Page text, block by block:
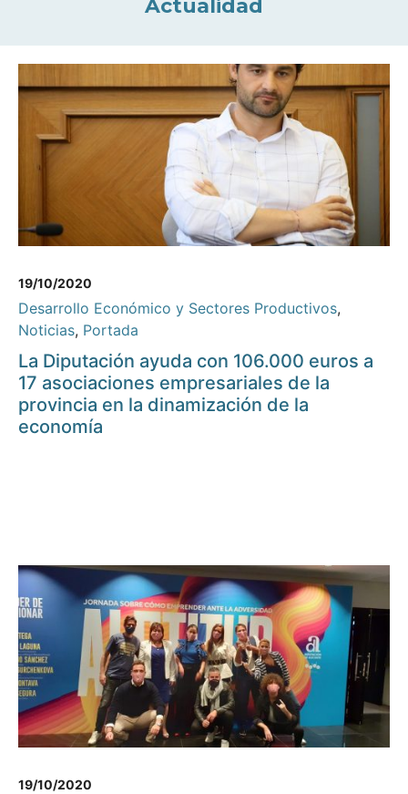
Actualidad
19/10/2020
Desarrollo Económico y Sectores Productivos,
Noticias, Portada
La Diputación ayuda con 106.000 euros a
17 asociaciones empresariales de la
provincia en la dinamización de la
economía
19/10/2020